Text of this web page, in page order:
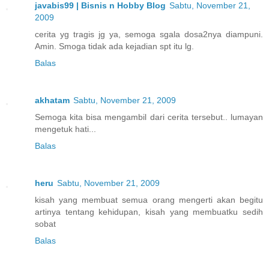
javabis99 | Bisnis n Hobby Blog Sabtu, November 21,
2009
cerita yg tragis jg ya, semoga sgala dosa2nya diampuni.
Amin. Smoga tidak ada kejadian spt itu lg.
Balas
akhatam Sabtu, November 21, 2009
Semoga kita bisa mengambil dari cerita tersebut.. lumayan
mengetuk hati...
Balas
heru Sabtu, November 21, 2009
kisah yang membuat semua orang mengerti akan begitu
artinya tentang kehidupan, kisah yang membuatku sedih
sobat
Balas